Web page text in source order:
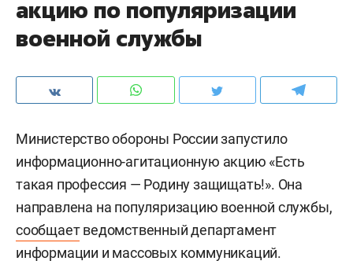
акцию по популяризации
военной службы
Министерство обороны России запустило
информационно-агитационную акцию «Есть
такая профессия — Родину защищать!». Она
направлена на популяризацию военной службы,
сообщаетведомственный департамент
информации и массовых коммуникаций.